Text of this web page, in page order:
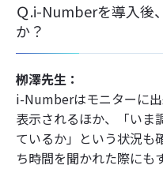
Ｑ.i-Numberを導入後
か？
栁澤先生：
i-Numberはモニターに
表示されるほか、「いま
ているか」という状況も
ち時間を聞かれた際にも